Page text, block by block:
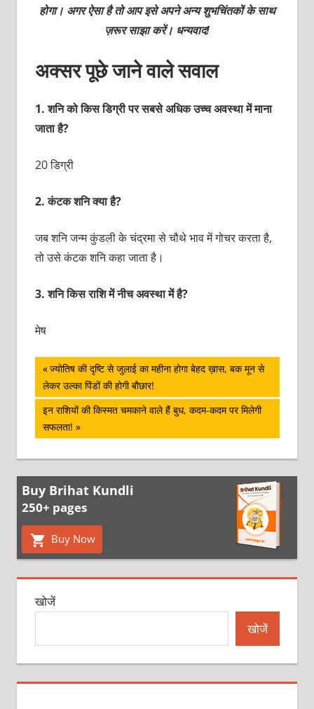
होगा। अगर ऐसा है तो आप इसे अपने अन्य शुभचिंतकों के साथ
ज़रूर साझा करें। धन्यवाद!
अक्सर पूछे जाने वाले सवाल
1.शनि को किस डिग्री पर सबसे अधिक उच्च अवस्था में माना
जाता है?
20 डिग्री
2.कंटक शनि क्या है?
जब शनि जन्म कुंडली के चंद्रमा से चौथे भाव में गोचर करता है,
तो उसे कंटक शनि कहा जाता है।
3.शनि किस राशि में नीच अवस्था में है?
मेष
पोस्ट
नेविगेशन
Previous
Post:
ज्योतिष की दृष्टि से जुलाई का महीना होगा बेहद ख़ास, बक मून से
लेकर उल्का पिंडों की होगी बौछार!
Next
Post:
इन राशियों की किस्‍मत चमकाने वाले हैं बुध, कदम-कदम पर मिलेगी
सफलता!
Buy Brihat Kundli
250+ pages
Buy Now
खोजें
खोजें